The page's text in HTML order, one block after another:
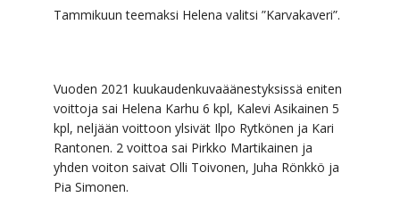
Tammikuun teemaksi Helena valitsi ”Karvakaveri”.
Vuoden 2021 kuukaudenkuvaäänestyksissä eniten
voittoja sai Helena Karhu 6 kpl, Kalevi Asikainen 5
kpl, neljään voittoon ylsivät Ilpo Rytkönen ja Kari
Rantonen. 2 voittoa sai Pirkko Martikainen ja
yhden voiton saivat Olli Toivonen, Juha Rönkkö ja
Pia Simonen.